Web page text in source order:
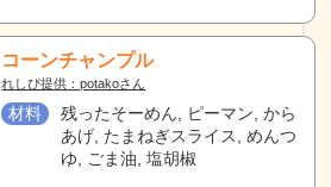
コーンチャンプル
れしぴ提供：potakoさん
材料
残ったそーめん, ピーマン, から
あげ, たまねぎスライス, めんつ
ゆ, ごま油, 塩胡椒